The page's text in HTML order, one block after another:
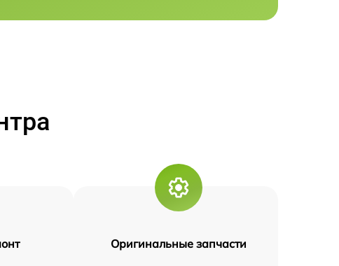
Оригинальные запчасти